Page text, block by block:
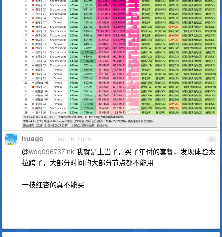
99
huage Dec 18, 2025
@wqq096737ink 我就是上当了，买了年付的套餐，发现体验太
拉跨了，大部分时间的大部分节点都不能用
一枝红杏的真不能买